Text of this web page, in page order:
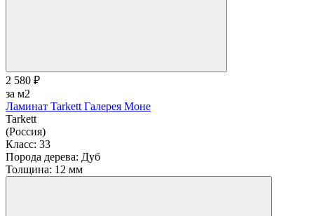
2 580 ₽
за м2
Ламинат Tarkett Галерея Моне
Tarkett
(Россия)
Класс: 33
Порода дерева: Дуб
Толщина: 12 мм